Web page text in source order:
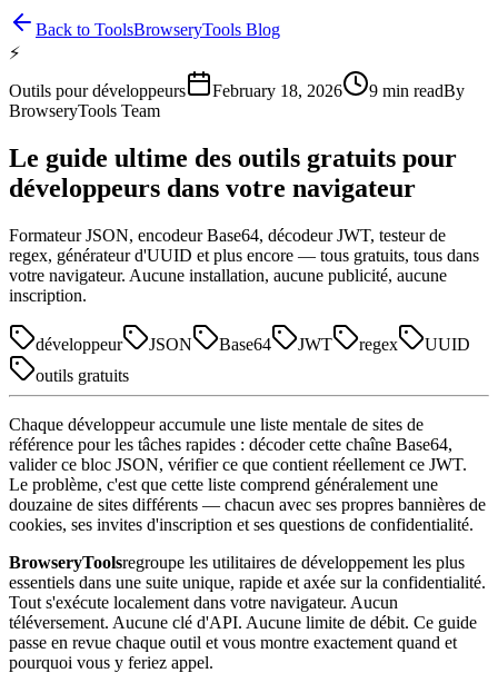
Back to ToolsBrowseryTools Blog
⚡
Outils pour développeurs
February 18, 2026 9 min readBy
BrowseryTools Team
Le guide ultime des outils gratuits pour
développeurs dans votre navigateur
Formateur JSON, encodeur Base64, décodeur JWT, testeur de
regex, générateur d'UUID et plus encore — tous gratuits, tous dans
votre navigateur. Aucune installation, aucune publicité, aucune
inscription.
développeur JSON Base64 JWT regex
UUID
outils gratuits
Chaque développeur accumule une liste mentale de sites de
référence pour les tâches rapides : décoder cette chaîne Base64,
valider ce bloc JSON, vérifier ce que contient réellement ce JWT.
Le problème, c'est que cette liste comprend généralement une
douzaine de sites différents — chacun avec ses propres bannières de
cookies, ses invites d'inscription et ses questions de confidentialité.
BrowseryToolsregroupe les utilitaires de développement les plus
essentiels dans une suite unique, rapide et axée sur la confidentialité.
Tout s'exécute localement dans votre navigateur. Aucun
téléversement. Aucune clé d'API. Aucune limite de débit. Ce guide
passe en revue chaque outil et vous montre exactement quand et
pourquoi vous y feriez appel.